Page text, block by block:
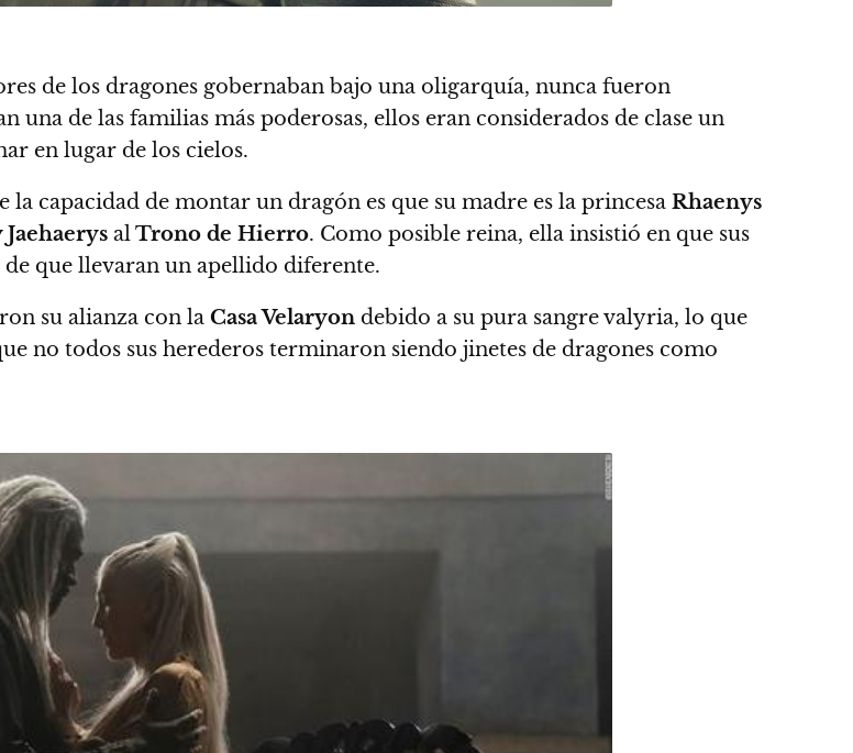
de los dragones gobernaban bajo una oligarquía, nunca fueron
una de las familias más poderosas, ellos eran considerados de clase un
en lugar de los cielos.
la capacidad de montar un dragón es que su madre es la princesa Rhaenys
Jaehaerys alTrono de Hierro. Como posible reina, ella insistió en que sus
que llevaran un apellido diferente.
su alianza con la Casa Velaryon debido a su pura sangre valyria, lo que
no todos sus herederos terminaron siendo jinetes de dragones como